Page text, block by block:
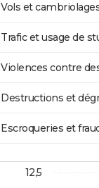
Vols et
Trafic et usage de
Violences contre
Destructions et
Escroqueries et
12,5